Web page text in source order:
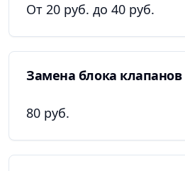
От 20 руб. до 40 руб.
Замена блока клапанов
80 руб.